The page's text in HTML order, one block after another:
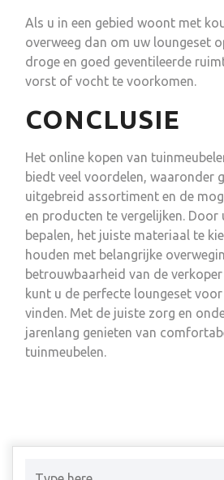
Als u in een gebied woont met
overweeg dan om uw loungeset
droge en goed geventileerde
vorst of vocht te voorkomen.
CONCLUSIE
Het online kopen van
biedt veel voordelen, waaronder
uitgebreid assortiment en de
en producten te vergelijken. Door
bepalen, het juiste materiaal te
houden met belangrijke
betrouwbaarheid van de
kunt u de perfecte loungeset
vinden. Met de juiste zorg en
jarenlang genieten van
tuinmeubelen.